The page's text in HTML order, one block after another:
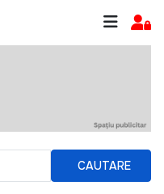
CAUTARE